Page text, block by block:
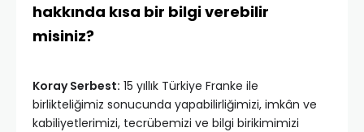
hakkında kısa bir bilgi verebilir
misiniz?
Koray Serbest: 15 yıllık Türkiye Franke ile
birlikteliğimiz sonucunda yapabilirliğimizi, imkân ve
kabiliyetlerimizi, tecrübemizi ve bilgi birikimimizi